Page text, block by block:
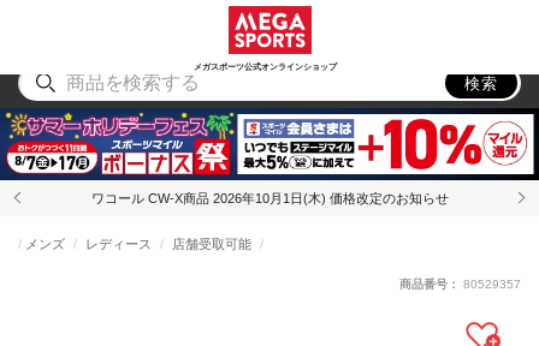
メガスポーツ公式オンラインショップ
アウトドア
検索
ワコール CW-X商品 2026年10月1日(木) 価格改定のお知らせ
メンズ レディース 店舗受取可能
商品番号： 80529357